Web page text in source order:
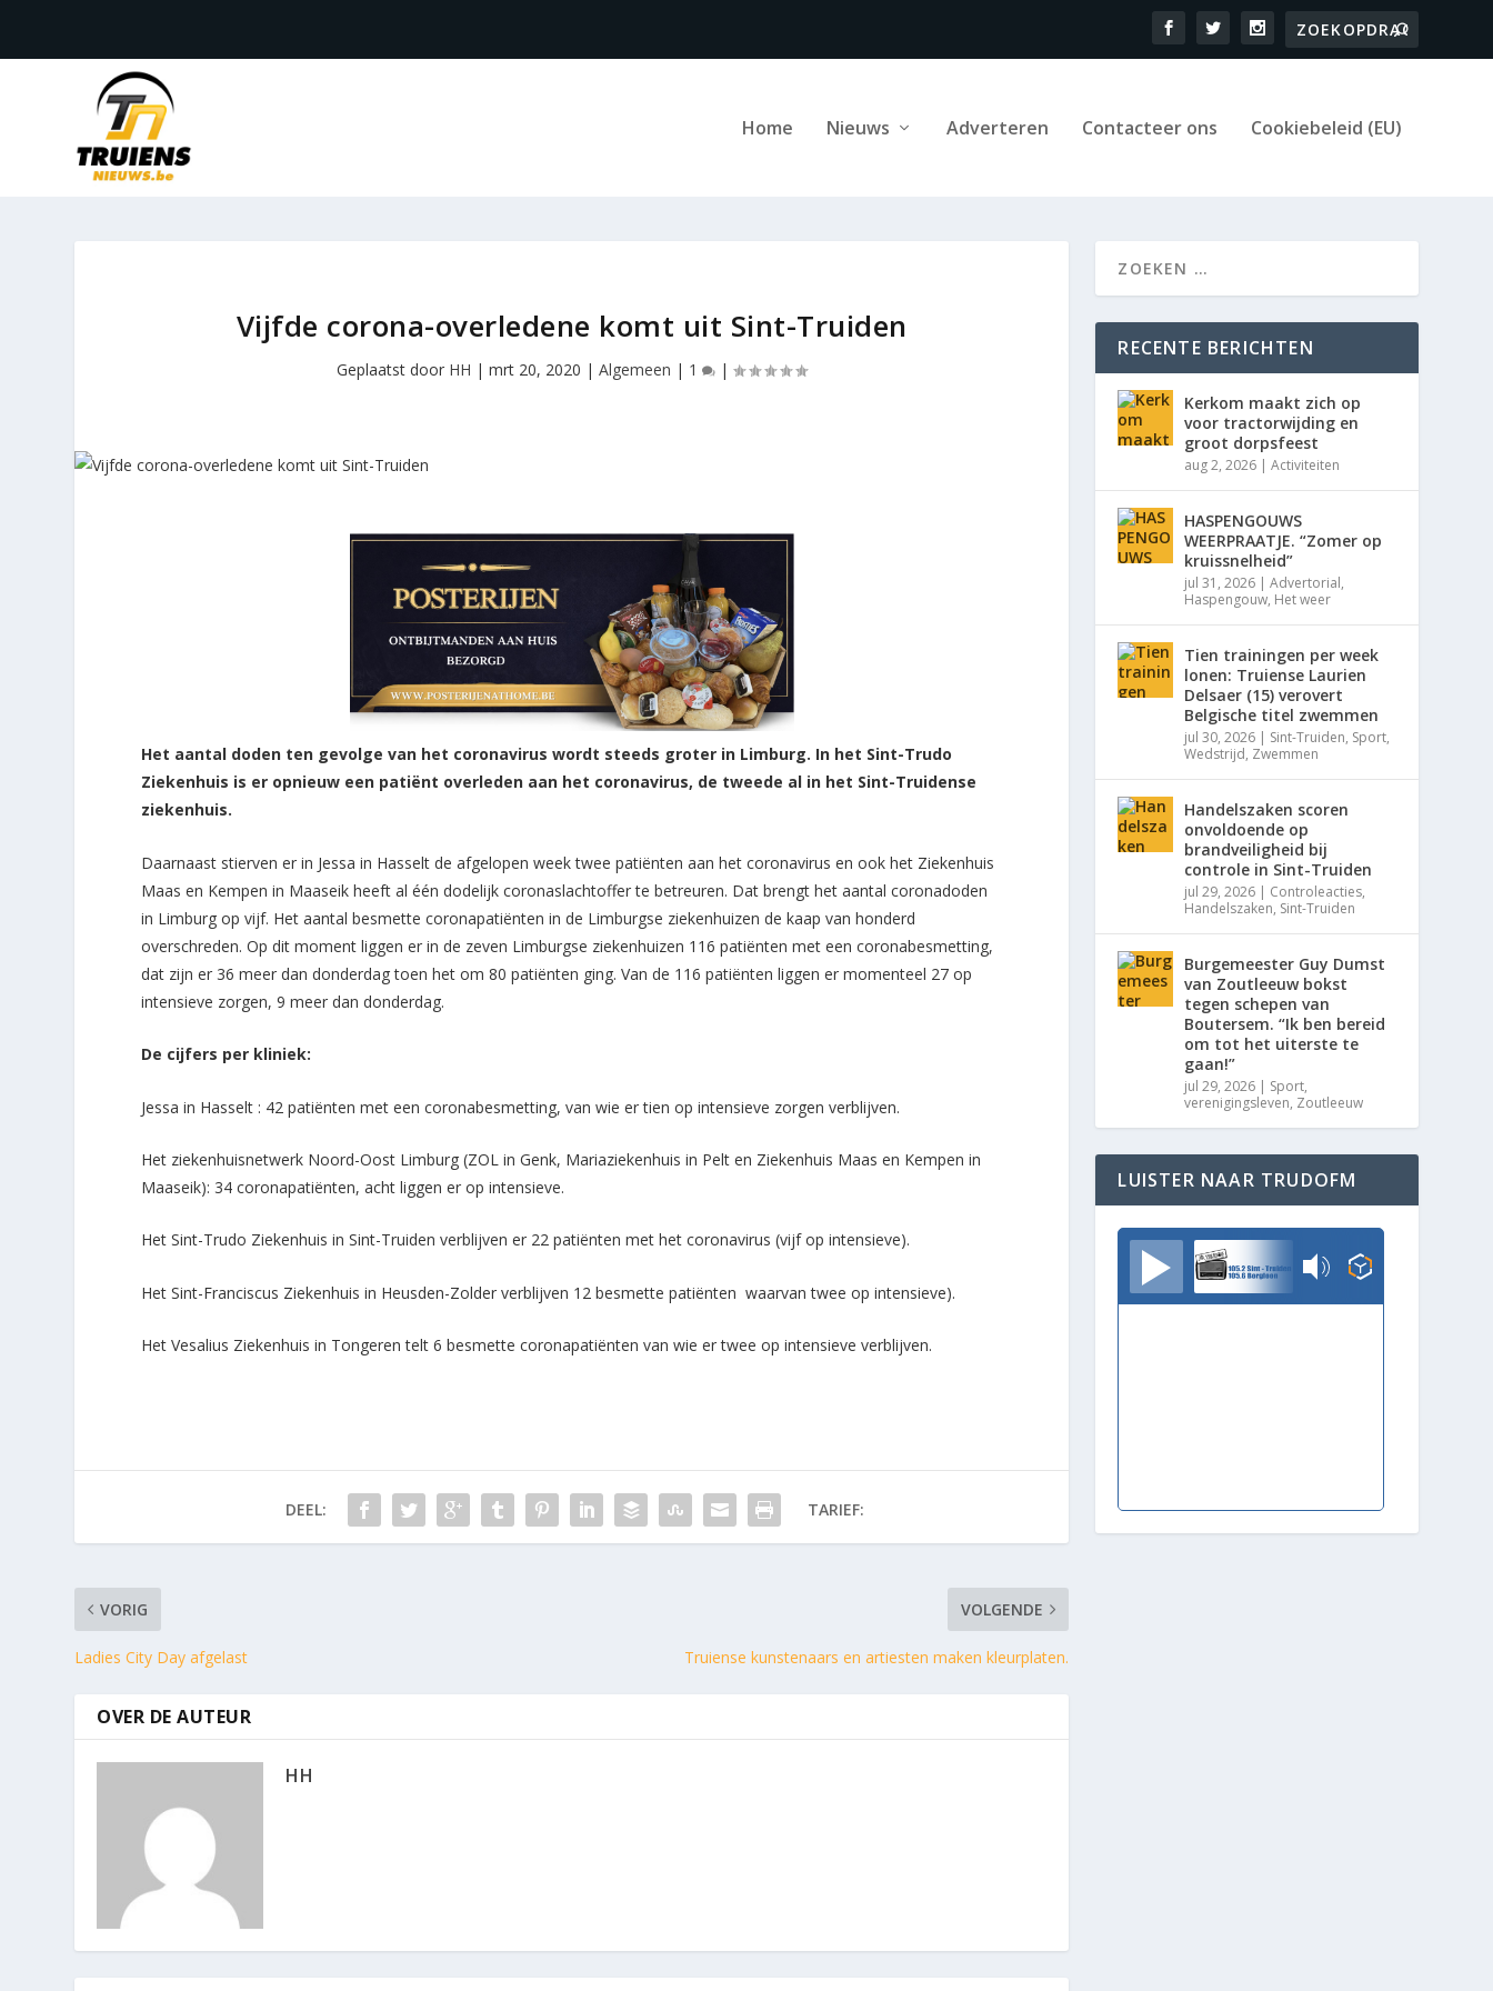
Home Nieuws Adverteren Contacteer ons Cookiebeleid (EU)
Vijfde corona-overledene komt uit Sint-Truiden
Geplaatst door HH |mrt 20, 2020 |Algemeen | 1 |
Het aantal doden ten gevolge van het coronavirus wordt steeds groter in Limburg. In het Sint-Trudo
Ziekenhuis is er opnieuw een patiënt overleden aan het coronavirus, de tweede al in het Sint-Truidense
ziekenhuis.
Daarnaast stierven er in Jessa in Hasselt de afgelopen week twee patiënten aan het coronavirus en ook het Ziekenhuis
Maas en Kempen in Maaseik heeft al één dodelijk coronaslachtoffer te betreuren. Dat brengt het aantal coronadoden
in Limburg op vijf. Het aantal besmette coronapatiënten in de Limburgse ziekenhuizen de kaap van honderd
overschreden. Op dit moment liggen er in de zeven Limburgse ziekenhuizen 116 patiënten met een coronabesmetting,
dat zijn er 36 meer dan donderdag toen het om 80 patiënten ging. Van de 116 patiënten liggen er momenteel 27 op
intensieve zorgen, 9 meer dan donderdag.
De cijfers per kliniek:
Jessa in Hasselt : 42 patiënten met een coronabesmetting, van wie er tien op intensieve zorgen verblijven.
Het ziekenhuisnetwerk Noord-Oost Limburg (ZOL in Genk, Mariaziekenhuis in Pelt en Ziekenhuis Maas en Kempen in
Maaseik): 34 coronapatiënten, acht liggen er op intensieve.
Het Sint-Trudo Ziekenhuis in Sint-Truiden verblijven er 22 patiënten met het coronavirus (vijf op intensieve).
Het Sint-Franciscus Ziekenhuis in Heusden-Zolder verblijven 12 besmette patiënten waarvan twee op intensieve).
Het Vesalius Ziekenhuis in Tongeren telt 6 besmette coronapatiënten van wie er twee op intensieve verblijven.
DEEL: TARIEF:
VORIG
Ladies City Day afgelast
VOLGENDE
Truiense kunstenaars en artiesten maken kleurplaten.
OVER DE AUTEUR
HH
RECENTE BERICHTEN
Kerkom maakt zich op
voor tractorwijding en
groot dorpsfeest
aug 2, 2026 |Activiteiten
HASPENGOUWS
WEERPRAATJE. “Zomer op
kruissnelheid”
jul 31, 2026 |Advertorial,
Haspengouw, Het weer
Tien trainingen per week
lonen: Truiense Laurien
Delsaer (15) verovert
Belgische titel zwemmen
jul 30, 2026 | Sint-Truiden, Sport,
Wedstrijd, Zwemmen
Handelszaken scoren
onvoldoende op
brandveiligheid bij
controle in Sint-Truiden
jul 29, 2026 | Controleacties,
Handelszaken, Sint-Truiden
Burgemeester Guy Dumst
van Zoutleeuw bokst
tegen schepen van
Boutersem. “Ik ben bereid
om tot het uiterste te
gaan!”
jul 29, 2026 | Sport,
verenigingsleven, Zoutleeuw
LUISTER NAAR TRUDOFM
TrudoFM